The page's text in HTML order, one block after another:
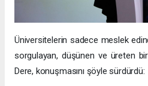
Üniversitelerin sadece meslek
sorgulayan, düşünen ve üreten
Dere, konuşmasını şöyle sürdürdü: